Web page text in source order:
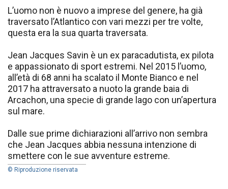
L’uomo non è nuovo a imprese del genere, ha già
traversato l’Atlantico con vari mezzi per tre volte,
questa era la sua quarta traversata.
Jean Jacques Savin è un ex paracadutista, ex pilota
e appassionato di sport estremi. Nel 2015 l’uomo,
all’età di 68 anni ha scalato il Monte Bianco e nel
2017 ha attraversato a nuoto la grande baia di
Arcachon, una specie di grande lago con un’apertura
sul mare.
Dalle sue prime dichiarazioni all’arrivo non sembra
che Jean Jacques abbia nessuna intenzione di
smettere con le sue avventure estreme.
© Riproduzione riservata